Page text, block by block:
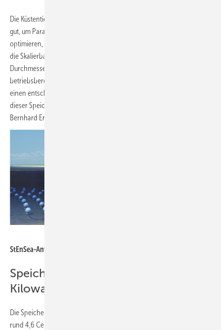
Die Küstentiefe zwischen 600 und 800 Metern eigne sich besonders
gut, um Parameter wie Druck und Kugelgewicht wirtschaftlich zu
optimieren, hieß es weiter. Die geplanten Tests vor Kalifornien sollen
die Skalierbarkeit der Technologie hin zu Speichern mit 30 Metern
Durchmesser evaluieren. Bis Ende 2026 soll der Prototyp
betriebsbereit sein. „Mit dem Testlauf an der US-Küste machen wir
einen entscheidenden Schritt zur Skalierung und Kommerzialisierung
dieser Speicherlösung für die globale Energiewende“, erklärt Dr.
Bernhard Ernst, Senior Projekt Manager am Fraunhofer IEE.
StEnSea-Anwendungsbeispiel.
Speicherkosten: 4,6 Cent pro
Kilowattstunde
Die Speicherkosten setzen die Forschenden des Fraunhofer IEE mit
rund 4,6 Cent pro Kilowattstunde an, die Investitionskosten mit 1.354